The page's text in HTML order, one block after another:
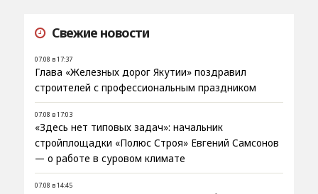
Свежие новости
07.08 в 17:37
Глава «Железных дорог Якутии» поздравил
строителей с профессиональным праздником
07.08 в 17:03
«Здесь нет типовых задач»: начальник
стройплощадки «Полюс Строя» Евгений Самсонов
— о работе в суровом климате
07.08 в 14:45